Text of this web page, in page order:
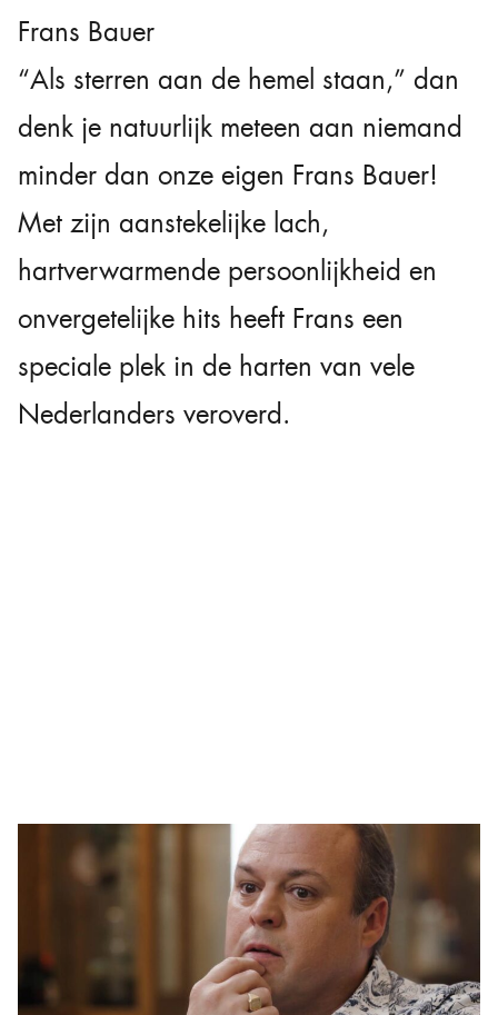
Frans Bauer
“Als sterren aan de hemel staan,” dan
denk je natuurlijk meteen aan niemand
minder dan onze eigen Frans Bauer!
Met zijn aanstekelijke lach,
hartverwarmende persoonlijkheid en
onvergetelijke hits heeft Frans een
speciale plek in de harten van vele
Nederlanders veroverd.